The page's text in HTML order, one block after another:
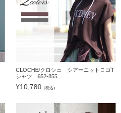
CLOCHE/クロシェ シアーニットロゴT
シャツ 652-855...
¥10,780 （税込）